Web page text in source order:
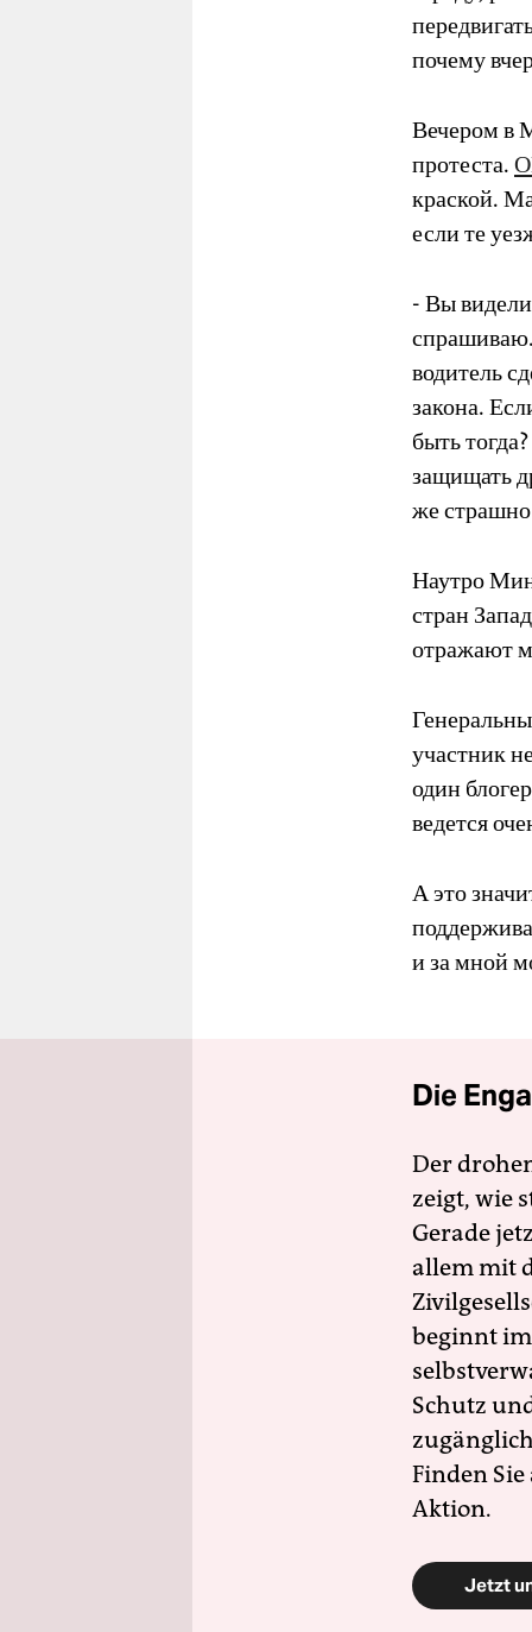
почему
Вечером в
протеста.
краской.
если те
- Вы
водитель
закона.
быть
защищать
же страшно
Наутро
стран
отражают
участник
один
ведется
А это
и за мной
Die
Der
zeigt, wie
Gerade
allem mit
beginnt
Schutz
Finden
Aktion.
Jetzt